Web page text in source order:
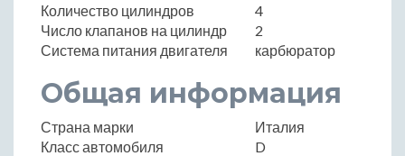
Количество цилиндров
4
Число клапанов на цилиндр
2
Система питания двигателя
карбюратор
Общая информация
Страна марки
Италия
Класс автомобиля
D